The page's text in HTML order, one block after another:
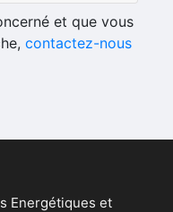
et que vous
contactez-nous
Energétiques et